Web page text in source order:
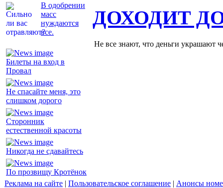
В одобрении
масс
нуждаются
все.
Билеты на вход в
Провал
Не спасайте меня, это
слишком дорого
Сторонник
естественной красоты
Никогда не сдавайтесь
По прозвищу Кротёнок
ДОХОДИТ
Не все знают, что деньги украшают
Реклама на сайте | Пользовательское соглашение | Анонсы